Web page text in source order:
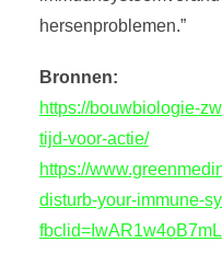
hersenproblemen.”
Bronnen:
https://bouwbiologie-
tijd-voor-actie/
https://
disturb-your-immune-